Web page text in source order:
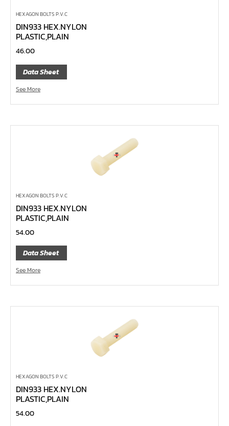
ด้ามฟรี หัวเล็ก ด้ามเรียบ กดปุ่ม 1/4", 3/8", 1/2"
ด้ามฟรี หัวเล็ก ด้ามเหล็ก กดปุ่ม 1/4", 3/8", 1/2"
ด้ามฟรี หัวเล็ก ด้ามยาง 1/4", 3/8", 1/2"
ด้ามฟรี หัวเล็ก ด้ามเรียบ 1/4", 3/8", 1/2"
ด้ามฟรี หัวเล็ก ด้ามเหล็ก 1/4", 3/8", 1/2"
ด้ามฟรีสั้น 1/4", 3/8", 1/2"
ด้ามฟรี ด้ามเรียบ 1/4", 3/8", 1/2"
ด้ามฟรี ด้ามเหล็ก 1/4", 3/8", 1/2", 1"
บ๊อกซ์เดือยโผล่ ท๊อกซ์ พลัส 5 แฉก
บ๊อกซ์เดือยโผล่ ท๊อกซ์ พลัส, ท๊อกซ์ RibeCV
บ๊อกซ์เดือยโผล่ ท๊อกซ์, ท๊อกซ์มีรู
บ๊อกซ์เดือยโผล่ 12 แฉก, บ๊อกซ์เดือยโผล่ 12 เหลี่ยม
บ๊อกซ์เดือยโผล่ หกเหลี่ยม,บ๊อกซ์เดือยโผล่ หกเหลี่ยมหัว
บ๊อกซ์เดือยโผล่ แบน
บ๊อกซ์เดือยโผล่ แฉก โพซี่
บ๊อกซ์เดือยโผล่ แฉก
ประแจตะขอ
เหล็กตอก
เหล็กสกัด
HEXAGON BOLTS P.V.C
DIN933 HEX.NYLON
PLASTIC,PLAIN
46.00
Data Sheet
See More
HEXAGON BOLTS P.V.C
DIN933 HEX.NYLON
PLASTIC,PLAIN
54.00
Data Sheet
See More
HEXAGON BOLTS P.V.C
DIN933 HEX.NYLON
PLASTIC,PLAIN
54.00